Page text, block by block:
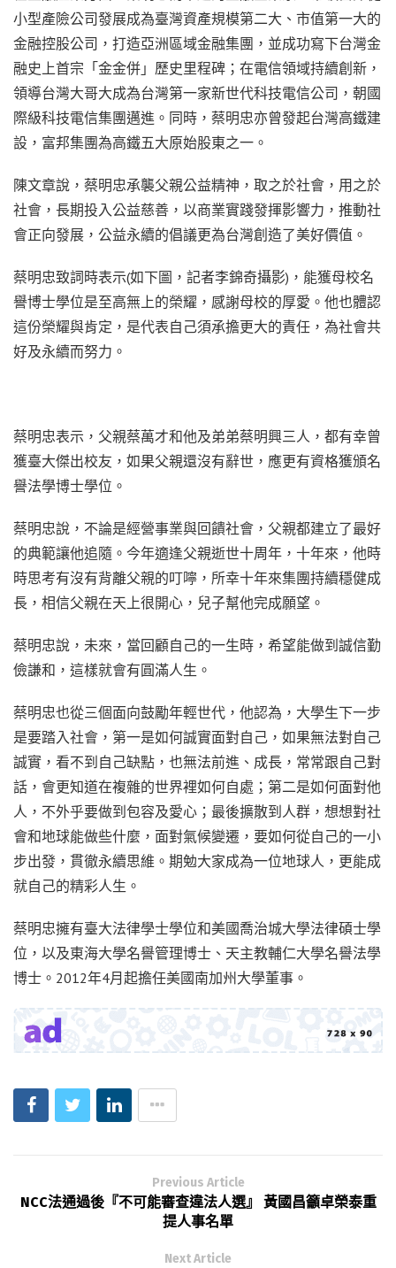
小型產險公司發展成為臺灣資產規模第二大、市值第一大的
金融控股公司，打造亞洲區域金融集團，並成功寫下台灣金
融史上首宗「金金併」歷史里程碑；在電信領域持續創新，
領導台灣大哥大成為台灣第一家新世代科技電信公司，朝國
際級科技電信集團邁進。同時，蔡明忠亦曾發起台灣高鐵建
設，富邦集團為高鐵五大原始股東之一。
陳文章說，蔡明忠承襲父親公益精神，取之於社會，用之於
社會，長期投入公益慈善，以商業實踐發揮影響力，推動社
會正向發展，公益永續的倡議更為台灣創造了美好價值。
蔡明忠致詞時表示(如下圖，記者李錦奇攝影)，能獲母校名
譽博士學位是至高無上的榮耀，感謝母校的厚愛。他也體認
這份榮耀與肯定，是代表自己須承擔更大的責任，為社會共
好及永續而努力。
蔡明忠表示，父親蔡萬才和他及弟弟蔡明興三人，都有幸曾
獲臺大傑出校友，如果父親還沒有辭世，應更有資格獲頒名
譽法學博士學位。
蔡明忠說，不論是經營事業與回饋社會，父親都建立了最好
的典範讓他追隨。今年適逢父親逝世十周年，十年來，他時
時思考有沒有背離父親的叮嚀，所幸十年來集團持續穩健成
長，相信父親在天上很開心，兒子幫他完成願望。
蔡明忠說，未來，當回顧自己的一生時，希望能做到誠信勤
儉謙和，這樣就會有圓滿人生。
蔡明忠也從三個面向鼓勵年輕世代，他認為，大學生下一步
是要踏入社會，第一是如何誠實面對自己，如果無法對自己
誠實，看不到自己缺點，也無法前進、成長，常常跟自己對
話，會更知道在複雜的世界裡如何自處；第二是如何面對他
人，不外乎要做到包容及愛心；最後擴散到人群，想想對社
會和地球能做些什麼，面對氣候變遷，要如何從自己的一小
步出發，貫徹永續思維。期勉大家成為一位地球人，更能成
就自己的精彩人生。
蔡明忠擁有臺大法律學士學位和美國喬治城大學法律碩士學
位，以及東海大學名譽管理博士、天主教輔仁大學名譽法學
博士。2012年4月起擔任美國南加州大學董事。
Previous Article
NCC法通過後『不可能審查違法人選』 黃國昌籲卓榮泰重
提人事名單
Next Article